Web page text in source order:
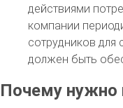
действиями
компании
сотрудников для
должен быть
Почему нужно